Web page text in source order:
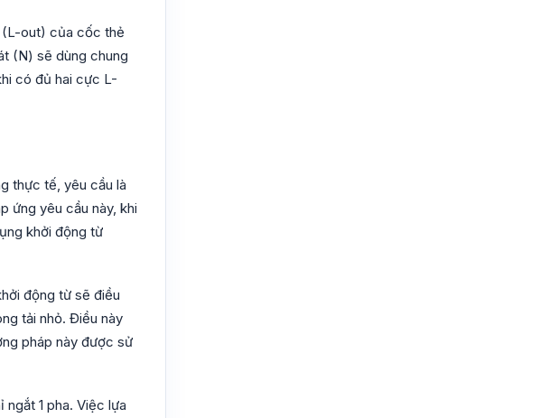
out) của cốc thẻ
(N) sẽ dùng chung
có đủ hai cực L-
thực tế, yêu cầu là
ứng yêu cầu này, khi
khởi động từ
động từ sẽ điều
tải nhỏ. Điều này
pháp này được sử
1 pha. Việc lựa